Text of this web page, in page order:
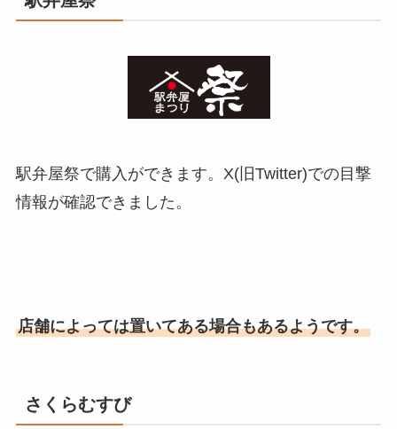
駅弁屋祭で購入ができます。X(旧Twitter)での目撃
情報が確認できました。
店舗によっては置いてある場合もあるようです。
さくらむすび